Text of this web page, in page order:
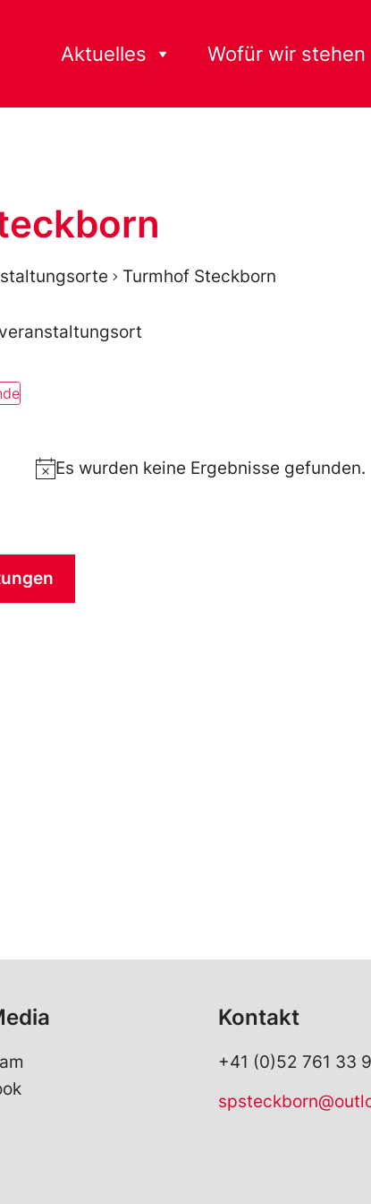
Aktuelles Wofür wir stehen
Notice
Es wurden keine Ergebnisse gefunden.
Turmhof Steckborn
Kontakt
+41 (0)52 761 33